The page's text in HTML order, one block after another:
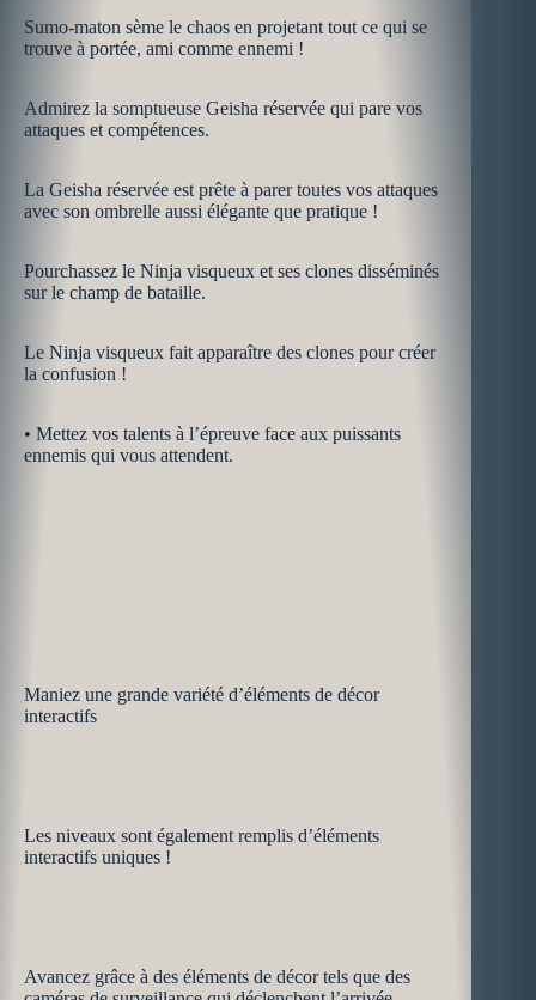
Sumo-maton sème le chaos en projetant tout ce qui se
trouve à portée, ami comme ennemi !
Admirez la somptueuse Geisha réservée qui pare vos
attaques et compétences.
La Geisha réservée est prête à parer toutes vos attaques
avec son ombrelle aussi élégante que pratique !
Pourchassez le Ninja visqueux et ses clones disséminés
sur le champ de bataille.
Le Ninja visqueux fait apparaître des clones pour créer
la confusion !
• Mettez vos talents à l’épreuve face aux puissants
ennemis qui vous attendent.
Maniez une grande variété d’éléments de décor
interactifs
Les niveaux sont également remplis d’éléments
interactifs uniques !
Avancez grâce à des éléments de décor tels que des